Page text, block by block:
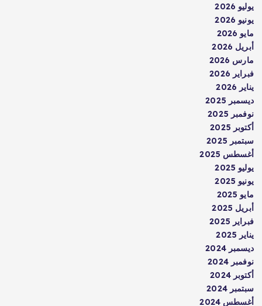
يوليو 2026
يونيو 2026
مايو 2026
أبريل 2026
مارس 2026
فبراير 2026
يناير 2026
ديسمبر 2025
نوفمبر 2025
أكتوبر 2025
سبتمبر 2025
أغسطس 2025
يوليو 2025
يونيو 2025
مايو 2025
أبريل 2025
فبراير 2025
يناير 2025
ديسمبر 2024
نوفمبر 2024
أكتوبر 2024
سبتمبر 2024
أغسطس 2024